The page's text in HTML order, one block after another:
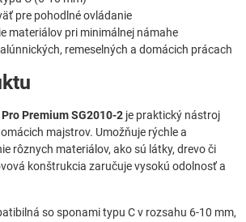
pre pohodlné ovládanie
materiálov pri minimálnej námahe
remeselných a domácich prácach
Premium SG2010-2 je praktický nástroj
majstrov. Umožňuje rýchle a
rôznych materiálov, ako sú látky, drevo či
konštrukcia zaručuje vysokú odolnosť a
so sponami typu C v rozsahu 6-10 mm,